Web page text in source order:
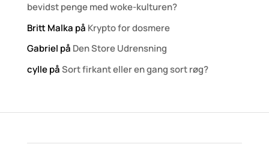
bevidst penge med woke-kulturen?
Britt Malka på Krypto for dosmere
Gabriel på Den Store Udrensning
cyllepåSort firkant eller en gang sort røg?